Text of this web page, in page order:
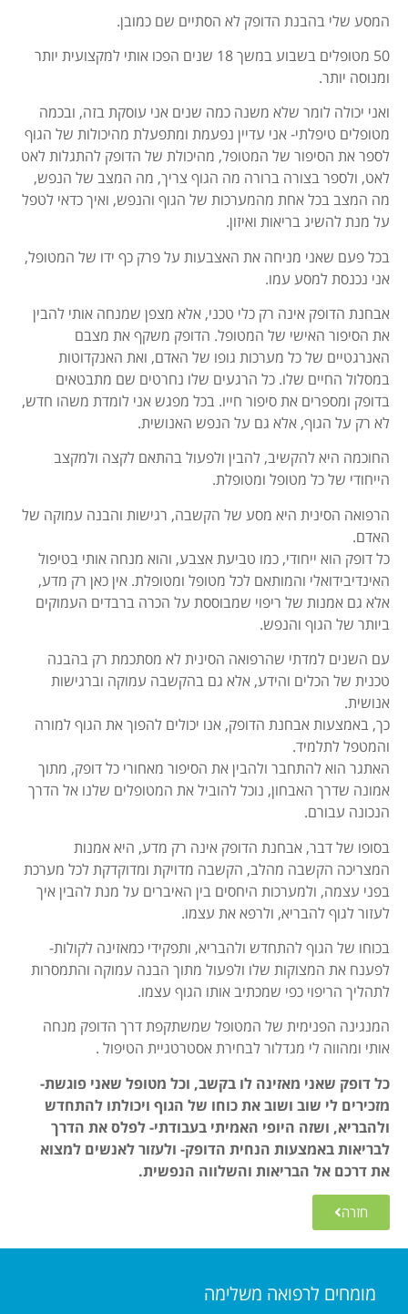
המסע שלי בהבנת הדופק לא הסתיים שם כמובן.
50 מטופלים בשבוע במשך 18 שנים הפכו אותי למקצועית יותר
ומנוסה יותר.
ואני יכולה לומר שלא משנה כמה שנים אני עוסקת בזה, ובכמה
מטופלים טיפלתי- אני עדיין נפעמת ומתפעלת מהיכולות של הגוף
לספר את הסיפור של המטופל, מהיכולת של הדופק להתגלות לאט
לאט, ולספר בצורה ברורה מה הגוף צריך, מה המצב של הנפש,
מה המצב בכל אחת מהמערכות של הגוף והנפש, ואיך כדאי לטפל
על מנת להשיג בריאות ואיזון.
בכל פעם שאני מניחה את האצבעות על פרק כף ידו של המטופל,
אני נכנסת למסע עמו.
אבחנת הדופק אינה רק כלי טכני, אלא מצפן שמנחה אותי להבין
את הסיפור האישי של המטופל. הדופק משקף את מצבם
האנרגטיים של כל מערכות גופו של האדם, ואת האנקדוטות
במסלול החיים שלו. כל הרגעים שלו נחרטים שם מתבטאים
בדופק ומספרים את סיפור חייו. בכל מפגש אני לומדת משהו חדש,
לא רק על הגוף, אלא גם על הנפש האנושית.
החוכמה היא להקשיב, להבין ולפעול בהתאם לקצה ולמקצב
הייחודי של כל מטופל ומטופלת.
הרפואה הסינית היא מסע של הקשבה, רגישות והבנה עמוקה של
האדם.
כל דופק הוא ייחודי, כמו טביעת אצבע, והוא מנחה אותי בטיפול
האינדיבידואלי והמותאם לכל מטופל ומטופלת. אין כאן רק מדע,
אלא גם אמנות של ריפוי שמבוססת על הכרה ברבדים העמוקים
ביותר של הגוף והנפש.
עם השנים למדתי שהרפואה הסינית לא מסתכמת רק בהבנה
טכנית של הכלים והידע, אלא גם בהקשבה עמוקה וברגישות
אנושית.
כך, באמצעות אבחנת הדופק, אנו יכולים להפוך את הגוף למורה
והמטפל לתלמיד.
האתגר הוא להתחבר ולהבין את הסיפור מאחורי כל דופק, מתוך
אמונה שדרך האבחון, נוכל להוביל את המטופלים שלנו אל הדרך
הנכונה עבורם.
בסופו של דבר, אבחנת הדופק אינה רק מדע, היא אמנות
המצריכה הקשבה מהלב, הקשבה מדויקת ומדוקדקת לכל מערכת
בפני עצמה, ולמערכות היחסים בין האיברים על מנת להבין איך
לעזור לגוף להבריא, ולרפא את עצמו.
בכוחו של הגוף להתחדש ולהבריא, ותפקידי כמאזינה לקולות-
לפענח את המצוקות שלו ולפעול מתוך הבנה עמוקה והתמסרות
לתהליך הריפוי כפי שמכתיב אותו הגוף עצמו.
המנגינה הפנימית של המטופל שמשתקפת דרך הדופק מנחה
אותי ומהווה לי מגדלור לבחירת אסטרטגיית הטיפול .
כל דופק שאני מאזינה לו בקשב, וכל מטופל שאני פוגשת-
מזכירים לי שוב ושוב את כוחו של הגוף ויכולתו להתחדש
ולהבריא, ושזה היופי האמיתי בעבודתי-לפלס את הדרך
לבריאות באמצעות הנחית הדופק- ולעזור לאנשים למצוא
את דרכם אל הבריאות והשלווה הנפשית.
חזרה
מומחים לרפואה משלימה